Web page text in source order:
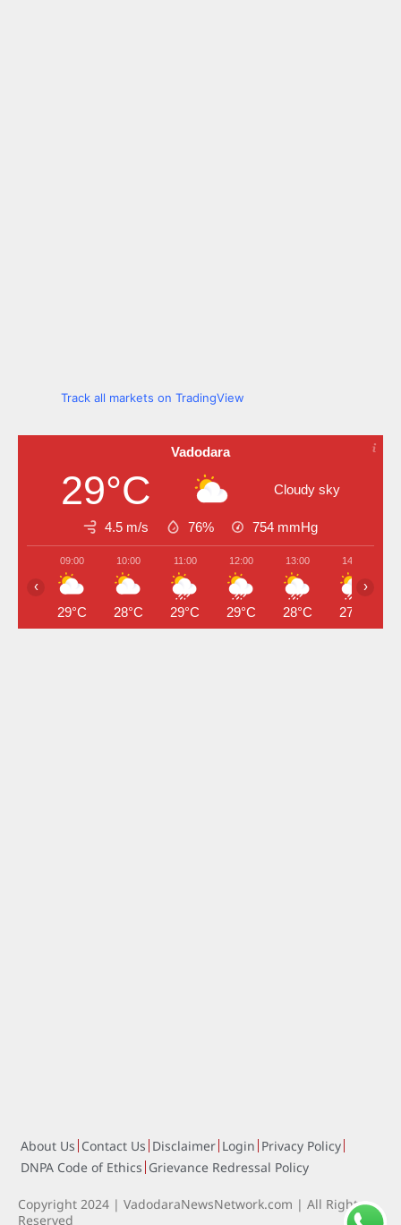
Track all markets on TradingView
Vadodara
29°C Cloudy sky
4.5 m/s 76% 754 mmHg
09:00
29°C
10:00
28°C
11:00
29°C
12:00
29°C
13:00
28°C
14:00
27°C
‹ ›
About Us Contact Us Disclaimer Login Privacy Policy
DNPA Code of Ethics Grievance Redressal Policy
Copyright 2024 | VadodaraNewsNetwork.com | All Rights
Reserved